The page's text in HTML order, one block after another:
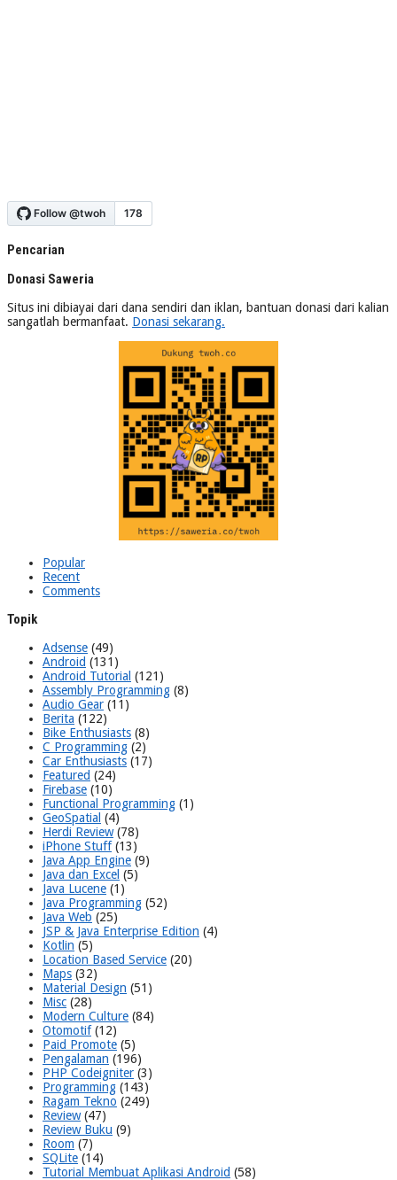
Pencarian
Donasi Saweria
Situs ini dibiayai dari dana sendiri dan iklan, bantuan donasi dari kalian
sangatlah bermanfaat. Donasi sekarang.
Popular
Recent
Comments
Topik
Adsense (49)
Android (131)
Android Tutorial (121)
Assembly Programming (8)
Audio Gear (11)
Berita (122)
Bike Enthusiasts (8)
C Programming (2)
Car Enthusiasts (17)
Featured (24)
Firebase (10)
Functional Programming (1)
GeoSpatial (4)
Herdi Review(78)
iPhone Stuff(13)
Java App Engine (9)
Java dan Excel (5)
Java Lucene (1)
Java Programming (52)
Java Web (25)
JSP & Java Enterprise Edition (4)
Kotlin (5)
Location Based Service (20)
Maps (32)
Material Design (51)
Misc (28)
Modern Culture (84)
Otomotif(12)
Paid Promote (5)
Pengalaman (196)
PHP Codeigniter (3)
Programming (143)
Ragam Tekno (249)
Review(47)
Review Buku (9)
Room (7)
SQLite (14)
Tutorial Membuat Aplikasi Android (58)